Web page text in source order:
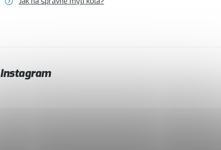
Instagram